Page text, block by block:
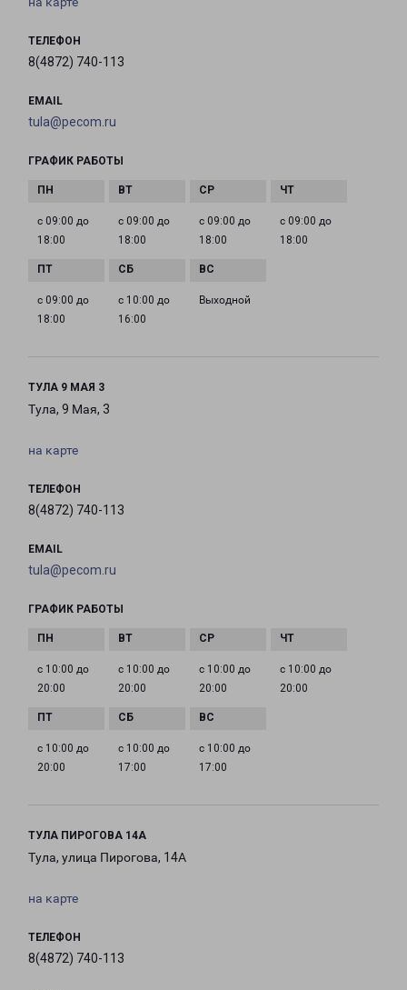
ТЕЛЕФОН
8(4872) 740-113
EMAIL
tula@pecom.ru
ГРАФИК РАБОТЫ
с 09:00 до
18:00
с 09:00 до
18:00
с 09:00 до
18:00
с 09:00 до
18:00
с 09:00 до
18:00
с 10:00 до
16:00
Выходной
ТУЛА 9 МАЯ 3
Тула, 9 Мая, 3
на карте
ТЕЛЕФОН
8(4872) 740-113
EMAIL
tula@pecom.ru
ГРАФИК РАБОТЫ
с 10:00 до
20:00
с 10:00 до
20:00
с 10:00 до
20:00
с 10:00 до
20:00
с 10:00 до
20:00
с 10:00 до
17:00
с 10:00 до
17:00
ТУЛА ПИРОГОВА 14А
Тула, улица Пирогова, 14А
на карте
ТЕЛЕФОН
8(4872) 740-113